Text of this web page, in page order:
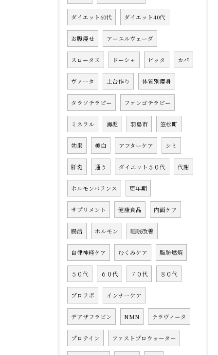
ダイエット60代 ダイエット40代
お腹痩せ アーユルヴェーダ
スロータス ドーシャ ピッタ カパ
ヴァータ 土台作り 体質別痩身
タラソテラピー ファンゴテラピー
ミネラル 海泥 羽島市 笠松町
効果 美白 アフターケア シミ
肝斑 通う ダイエット５０代 代謝
ホルモンバランス 更年期
サプリメント 健康食品 内面ケア
腸活 ホルモン 睡眠改善
自律神経ケア むくみケア 脂肪燃焼
５０代 ６０代 ７０代 ８０代
プロラボ インナーケア
デアザフラビン NMN テラヴィータ
プロテイン ファストプロウォーター